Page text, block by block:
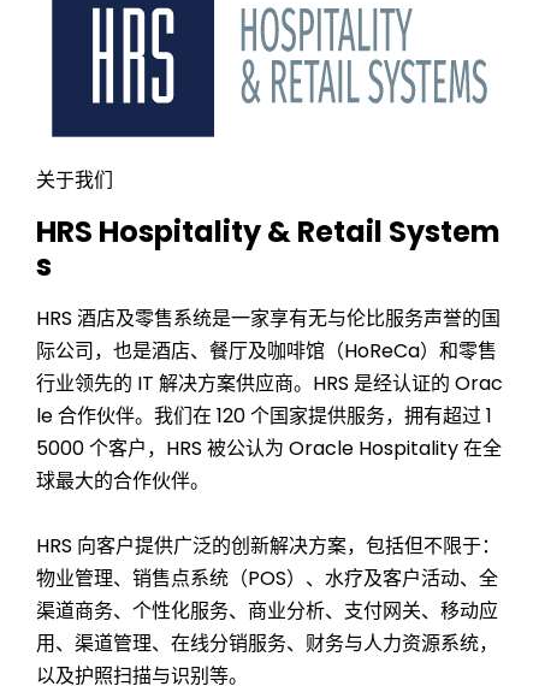
关于我们
HRS Hospitality & Retail System
s
HRS 酒店及零售系统是一家享有无与伦比服务声誉的国
际公司，也是酒店、餐厅及咖啡馆（HoReCa）和零售
行业领先的 IT 解决方案供应商。HRS 是经认证的 Orac
le 合作伙伴。我们在 120个国家提供服务，拥有超过1
5000个客户，HRS 被公认为 Oracle Hospitality 在全
球最大的合作伙伴。
HRS 向客户提供广泛的创新解决方案，包括但不限于：
物业管理、销售点系统（POS）、水疗及客户活动、全
渠道商务、个性化服务、商业分析、支付网关、移动应
用、渠道管理、在线分销服务、财务与人力资源系统，
以及护照扫描与识别等。